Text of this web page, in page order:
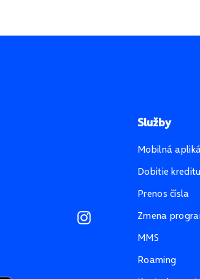
Služby
Mobilná
Dobitie
Prenos čísla
Zmena
MMS
Roaming